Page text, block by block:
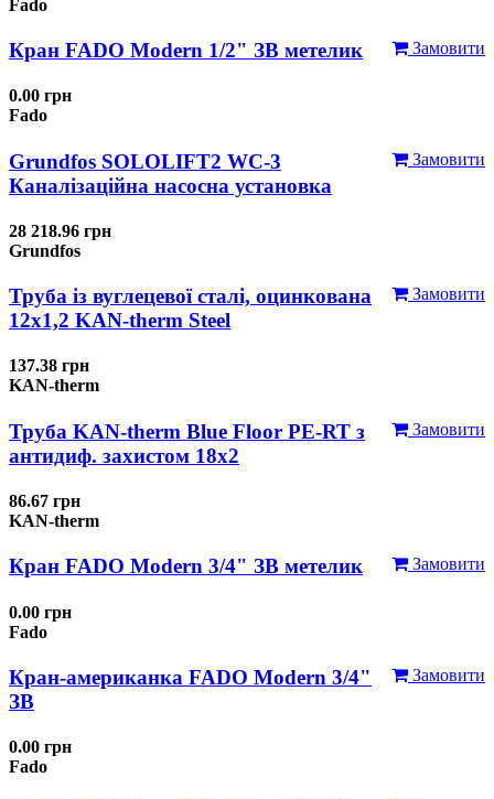
Fado
Замовити
Кран FADO Modern 1/2" ЗВ метелик
0.00 грн
Fado
Замовити
Grundfos SOLOLIFT2 WC-3
Каналізаційна насосна установка
28 218.96 грн
Grundfos
Замовити
Труба із вуглецевої сталі, оцинкована
12x1,2 KAN-therm Steel
137.38 грн
KAN-therm
Замовити
Труба KAN-therm Blue Floor PE-RT з
антидиф. захистом 18х2
86.67 грн
KAN-therm
Замовити
Кран FADO Modern 3/4" ЗВ метелик
0.00 грн
Fado
Замовити
Кран-американка FADO Modern 3/4"
ЗВ
0.00 грн
Fado